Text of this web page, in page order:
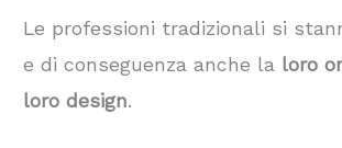
Le professioni tradizionali si
e di conseguenza anche la loro
loro design.